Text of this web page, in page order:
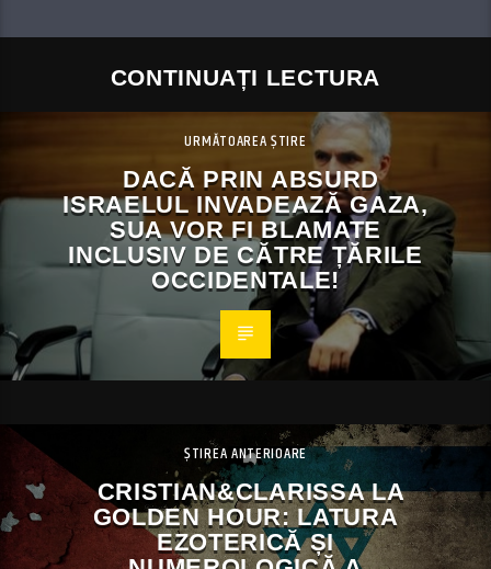
CONTINUAȚI LECTURA
URMĂTOAREA ȘTIRE
DACĂ PRIN ABSURD
ISRAELUL INVADEAZĂ GAZA,
SUA VOR FI BLAMATE
INCLUSIV DE CĂTRE ȚĂRILE
OCCIDENTALE!
ȘTIREA ANTERIOARE
CRISTIAN&CLARISSA LA
GOLDEN HOUR: LATURA
EZOTERICĂ ȘI